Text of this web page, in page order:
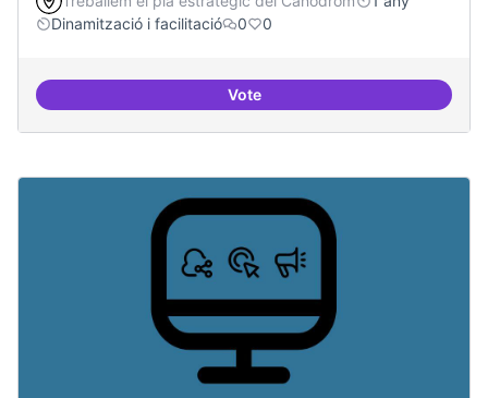
Dinamització i facilitació
0 0
VoteEspai grades democràtiques